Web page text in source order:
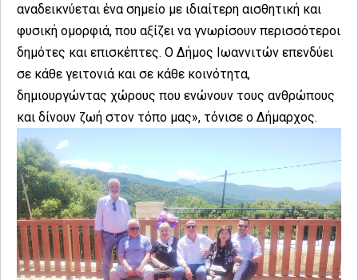
αναδεικνύεται ένα σημείο με ιδιαίτερη αισθητική και
φυσική ομορφιά, που αξίζει να γνωρίσουν περισσότεροι
δημότες και επισκέπτες. Ο Δήμος Ιωαννιτών επενδύει
σε κάθε γειτονιά και σε κάθε κοινότητα,
δημιουργώντας χώρους που ενώνουν τους ανθρώπους
και δίνουν ζωή στον τόπο μας», τόνισε ο Δήμαρχος.